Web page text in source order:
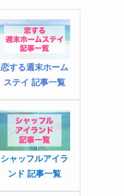
恋する週末ホーム
ステイ 記事一覧
シャッフルアイラ
ンド 記事一覧